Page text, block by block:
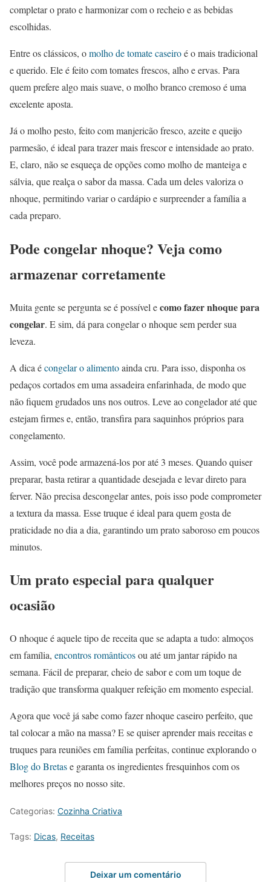
completar o prato e harmonizar com o recheio e as bebidas
escolhidas.
Entre os clássicos, omolho de tomate caseiroé o mais tradicional
e querido. Ele é feito com tomates frescos, alho e ervas. Para
quem prefere algo mais suave, o molho branco cremoso é uma
excelente aposta.
Já o molho pesto, feito com manjericão fresco, azeite e queijo
parmesão, é ideal para trazer mais frescor e intensidade ao prato.
E, claro, não se esqueça de opções como molho de manteiga e
sálvia, que realça o sabor da massa. Cada um deles valoriza o
nhoque, permitindo variar o cardápio e surpreender a família a
cada preparo.
Pode congelar nhoque? Veja como
armazenar corretamente
Muita gente se pergunta se é possível ecomo fazer nhoque para
congelar. E sim, dá para congelar o nhoque sem perder sua
leveza.
A dica écongelar o alimentoainda cru. Para isso, disponha os
pedaços cortados em uma assadeira enfarinhada, de modo que
não fiquem grudados uns nos outros. Leve ao congelador até que
estejam firmes e, então, transfira para saquinhos próprios para
congelamento.
Assim, você pode armazená-los por até 3 meses. Quando quiser
preparar, basta retirar a quantidade desejada e levar direto para
ferver. Não precisa descongelar antes, pois isso pode comprometer
a textura da massa. Esse truque é ideal para quem gosta de
praticidade no dia a dia, garantindo um prato saboroso em poucos
minutos.
Um prato especial para qualquer
ocasião
O nhoque é aquele tipo de receita que se adapta a tudo: almoços
em família, encontros românticosou até um jantar rápido na
semana. Fácil de preparar, cheio de sabor e com um toque de
tradição que transforma qualquer refeição em momento especial.
Agora que você já sabe como fazer nhoque caseiro perfeito, que
tal colocar a mão na massa? E se quiser aprender mais receitas e
truques para reuniões em família perfeitas, continue explorando o
Blog do Bretase garanta os ingredientes fresquinhos com os
melhores preços no nosso site.
Categorias: Cozinha Criativa
Tags: Dicas, Receitas
Deixar um comentário